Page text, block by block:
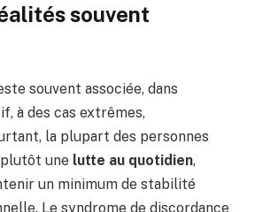
souvent
souvent associée, dans
à des cas extrêmes,
la plupart des personnes
une lutte au quotidien,
un minimum de stabilité
Le syndrome de discordance